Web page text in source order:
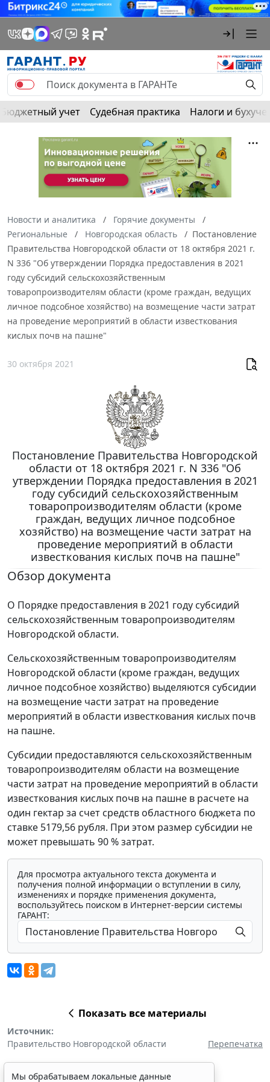
Бюджетный учет Судебная практика Налоги и
Новости и аналитика
Горячие документы
Региональные
Новгородская область
Постановление
Правительства Новгородской области от 18 октября 2021 г.
N 336 "Об утверждении Порядка предоставления в 2021
году субсидий сельскохозяйственным
товаропроизводителям области (кроме граждан, ведущих
личное подсобное хозяйство) на возмещение части затрат
на проведение мероприятий в области известкования
кислых почв на пашне"
30 октября 2021
Постановление Правительства Новгородской
области от 18 октября 2021 г. N 336 "Об
утверждении Порядка предоставления в 2021
году субсидий сельскохозяйственным
товаропроизводителям области (кроме
граждан, ведущих личное подсобное
хозяйство) на возмещение части затрат на
проведение мероприятий в области
известкования кислых почв на пашне"
Обзор документа
О Порядке предоставления в 2021 году субсидий
сельскохозяйственным товаропроизводителям
Новгородской области.
Сельскохозяйственным товаропроизводителям
Новгородской области (кроме граждан, ведущих
личное подсобное хозяйство) выделяются субсидии
на возмещение части затрат на проведение
мероприятий в области известкования кислых почв
на пашне.
Субсидии предоставляются сельскохозяйственным
товаропроизводителям области на возмещение
части затрат на проведение мероприятий в области
известкования кислых почв на пашне в расчете на
один гектар за счет средств областного бюджета по
ставке 5179,56 рубля. При этом размер субсидии не
может превышать 90 % затрат.
Для просмотра актуального текста документа и
получения полной информации о вступлении в силу,
изменениях и порядке применения документа,
воспользуйтесь поиском в Интернет-версии системы
ГАРАНТ:
Показать все материалы
Источник:
Правительство Новгородской области
Перепечатка
Мы обрабатываем локальные данные